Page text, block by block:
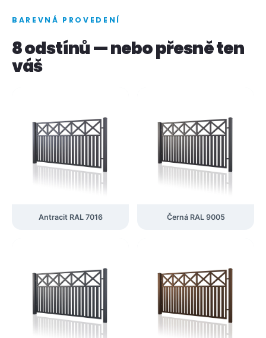
BAREVNÁ PROVEDENÍ
8 odstínů — nebo přesně ten
váš
Antracit RAL 7016 Černá RAL 9005